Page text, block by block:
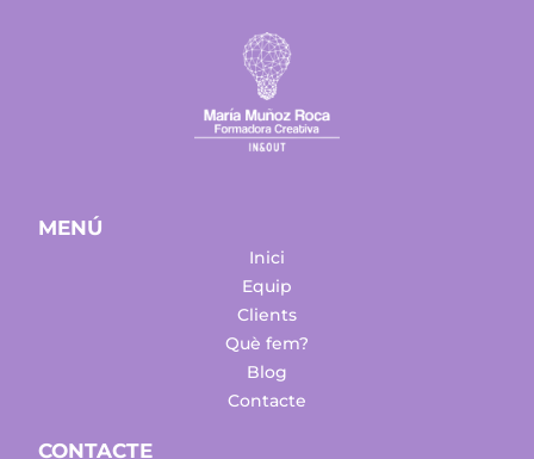
MENÚ
Inici
Equip
Clients
Què fem?
Blog
Contacte
CONTACTE